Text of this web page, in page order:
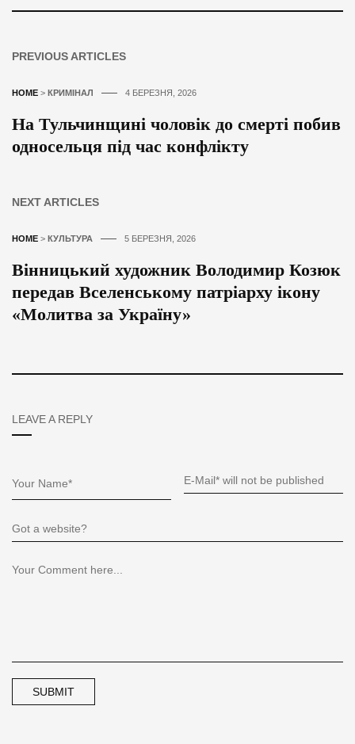
PREVIOUS ARTICLES
HOME > КРИМІНАЛ 4 БЕРЕЗНЯ, 2026
На Тульчинщині чоловік до смерті побив
односельця під час конфлікту
NEXT ARTICLES
HOME > КУЛЬТУРА 5 БЕРЕЗНЯ, 2026
Вінницький художник Володимир Козюк
передав Вселенському патріарху ікону
«Молитва за Україну»
LEAVE A REPLY